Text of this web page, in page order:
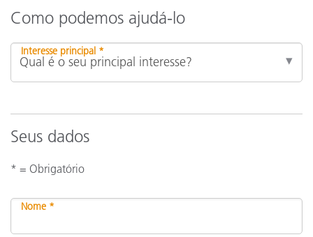
Como podemos ajudá-lo
Interesse principal *
Seus dados
* = Obrigatório
Nome *